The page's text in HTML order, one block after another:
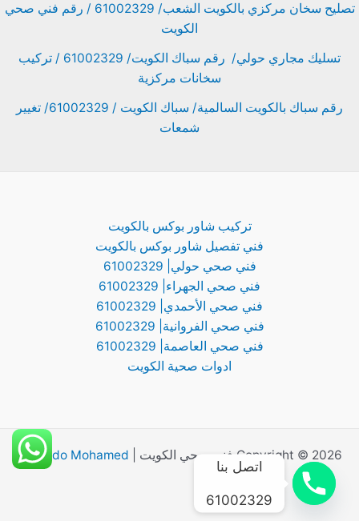
تصليح سخان مركزي بالكويت الشعب/ 61002329 / رقم فني صحي
الكويت
تسليك مجاري حولي/ رقم سباك الكويت/ 61002329 / تركيب
سخانات مركزية
رقم سباك بالكويت السالمية/ سباك الكويت / 61002329/ تغيير
شمعات
تركيب شاور بوكس بالكويت
فني تفصيل شاور بوكس بالكويت
فني صحي حولي| 61002329
فني صحي الجهراء| 61002329
فني صحي الأحمدي| 61002329
فني صحي الفروانية| 61002329
فني صحي العاصمة| 61002329
ادوات صحية الكويت
Copyright © 2026 فني صحي الكويت | By Abdo Mohamed
اتصل بنا
61002329